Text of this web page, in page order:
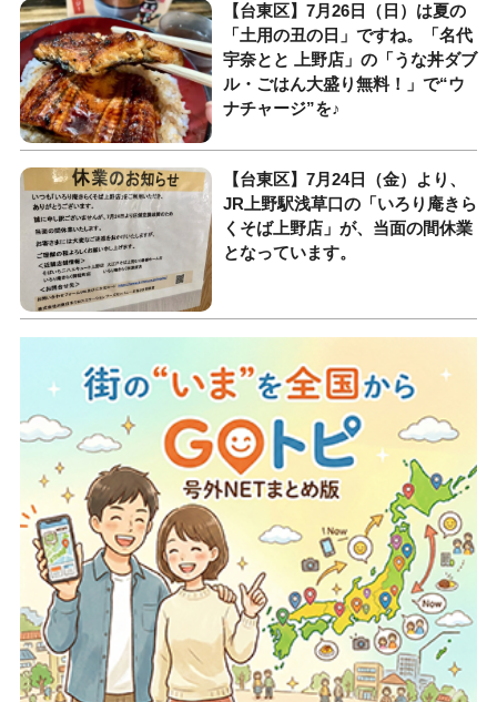
【台東区】7月26日（日）は夏の
「土用の丑の日」ですね。「名代
宇奈とと 上野店」の「うな丼ダブ
ル・ごはん大盛り無料！」で“ウ
ナチャージ”を♪
【台東区】7月24日（金）より、
JR上野駅浅草口の「いろり庵きら
くそば上野店」が、当面の間休業
となっています。